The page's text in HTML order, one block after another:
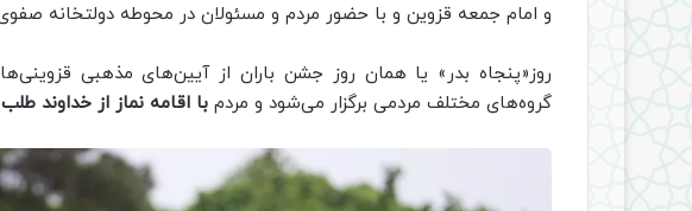
و امام جمعه قزوین و با حضور مردم و مسئولان در محوطه دولتخانه صفوی
روز«پنجاه بدر» یا همان روز جشن باران از آیین‌های مذهبی
گروه‌های مختلف مردمی برگزار می‌شود و مردم با اقامه نماز از خداوند